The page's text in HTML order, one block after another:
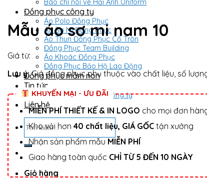
Báo chí nói về Hải Anh Uniform
Đồng phục công ty
Áo Polo Đồng Phục
Áo Sơ Mi Đồng Phục
Áo Thun Đồng Phục Cổ Tròn
Đồng Phục Team Building
Áo Khoác Đồng Phục
Đồng Phục Bảo Hộ Lao Động
Đồng phục mầm non
Tin tức
Tư vấn đồng phục công ty
Liên hệ
Tìm
kiếm:
Giỏ hàng
Mẫu áo sơ mi nam 10
Giá từ:
Lưu ý:Giá đồng phục phụ thuộc vào chất liệu, số
KHUYẾN MẠI - ƯU ĐÃI
MIỄN PHÍ THIẾT KẾ & IN LOGO cho mọi đơn
Kho vải hơn 40 chất liệu, GIÁ GỐCtận xưởng
Nhận sản phẩm mẫu MIỄN PHÍ
Giao hàng toàn quốc CHỈ TỪ 5 ĐẾN 10 NGÀY